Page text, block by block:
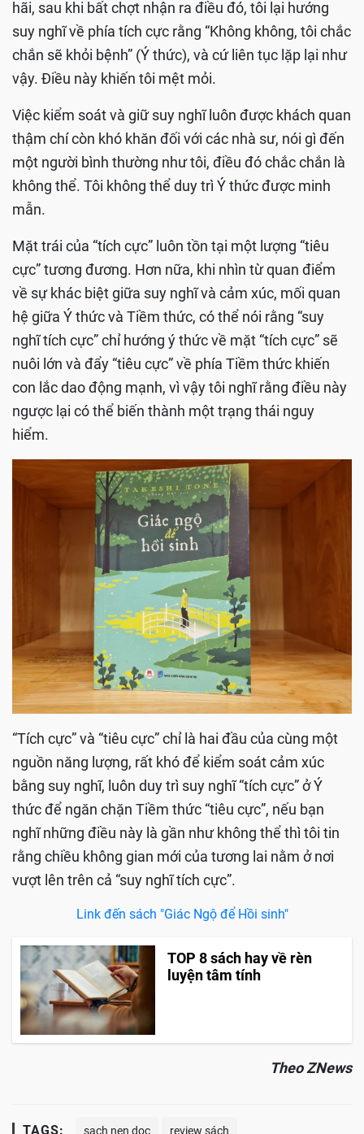
hãi, sau khi bất chợt nhận ra điều đó, tôi lại hướng
suy nghĩ về phía tích cực rằng “Không không, tôi chắc
chắn sẽ khỏi bệnh” (Ý thức), và cứ liên tục lặp lại như
vậy. Điều này khiến tôi mệt mỏi.
Việc kiểm soát và giữ suy nghĩ luôn được khách quan
thậm chí còn khó khăn đối với các nhà sư, nói gì đến
một người bình thường như tôi, điều đó chắc chắn là
không thể. Tôi không thể duy trì Ý thức được minh
mẫn.
Mặt trái của “tích cực” luôn tồn tại một lượng “tiêu
cực” tương đương. Hơn nữa, khi nhìn từ quan điểm
về sự khác biệt giữa suy nghĩ và cảm xúc, mối quan
hệ giữa Ý thức và Tiềm thức, có thể nói rằng “suy
nghĩ tích cực” chỉ hướng ý thức về mặt “tích cực” sẽ
nuôi lớn và đẩy “tiêu cực” về phía Tiềm thức khiến
con lắc dao động mạnh, vì vậy tôi nghĩ rằng điều này
ngược lại có thể biến thành một trạng thái nguy
hiểm.
“Tích cực” và “tiêu cực” chỉ là hai đầu của cùng một
nguồn năng lượng, rất khó để kiểm soát cảm xúc
bằng suy nghĩ, luôn duy trì suy nghĩ “tích cực” ở Ý
thức để ngăn chặn Tiềm thức “tiêu cực”, nếu bạn
nghĩ những điều này là gần như không thể thì tôi tin
rằng chiều không gian mới của tương lai nằm ở nơi
vượt lên trên cả “suy nghĩ tích cực”.
Link đến sách "Giác Ngộ để Hồi sinh"
TOP 8 sách hay về rèn
luyện tâm tính
Theo ZNews
TAGS: sach nen doc review sách